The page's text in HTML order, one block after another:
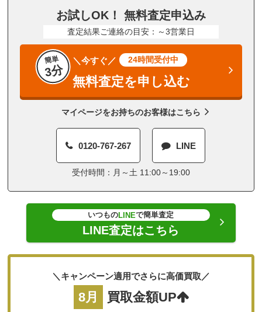
お試しOK！ 無料査定申込み
査定結果ご連絡の目安：～3営業日
簡単
3分
＼今すぐ／ 24時間受付中
無料査定を申し込む
マイページをお持ちのお客様はこちら
0120-767-267 LINE
受付時間：月～土 11:00～19:00
いつものLINEで簡単査定
LINE査定はこちら
＼キャンペーン適用でさらに高価買取／
8月 買取金額UP